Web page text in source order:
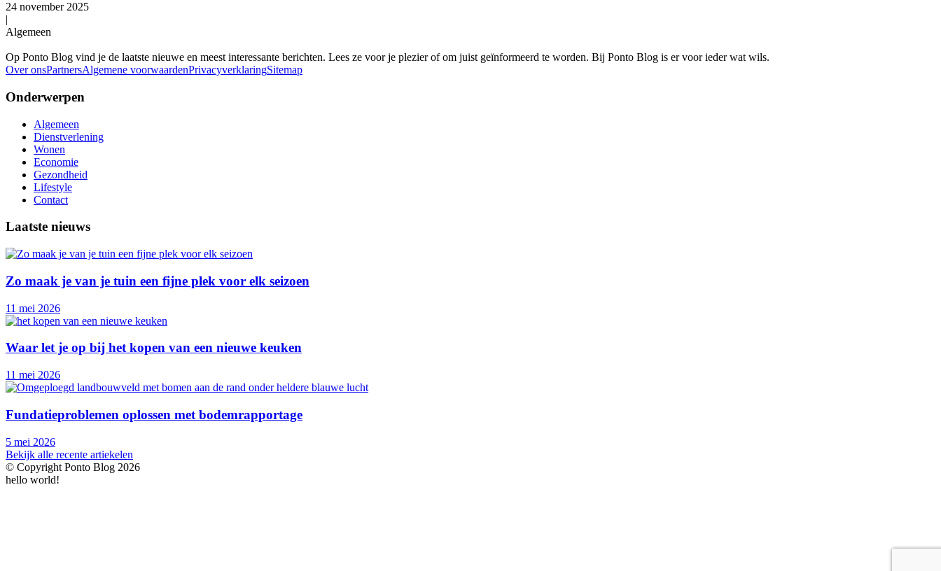
24 november 2025
|
Algemeen
Op Ponto Blog vind je de laatste nieuwe en meest interessante berichten. Lees ze voor je plezier of om juist geïnformeerd te worden. Bij Ponto Blog is er voor ieder wat wils.
Over onsPartnersAlgemene voorwaardenPrivacyverklaringSitemap
Onderwerpen
Algemeen
Dienstverlening
Wonen
Economie
Gezondheid
Lifestyle
Contact
Laatste nieuws
Zo maak je van je tuin een fijne plek voor elk seizoen
11 mei 2026
Waar let je op bij het kopen van een nieuwe keuken
11 mei 2026
Fundatieproblemen oplossen met bodemrapportage
5 mei 2026
Bekijk alle recente artiekelen
© Copyright Ponto Blog 2026
hello world!